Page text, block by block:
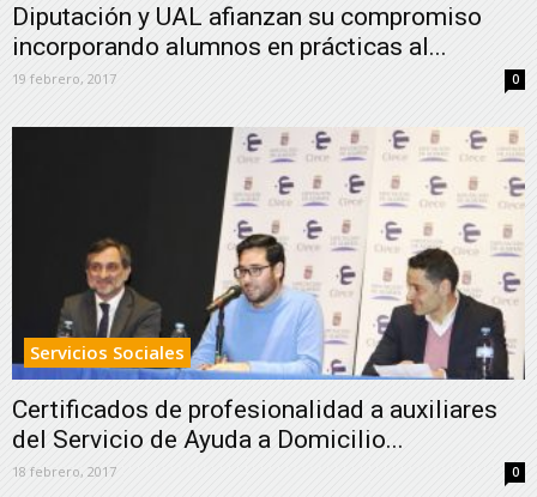
Diputación y UAL afianzan su compromiso
incorporando alumnos en prácticas al...
19 febrero, 2017 0
Servicios Sociales
Certificados de profesionalidad a auxiliares
del Servicio de Ayuda a Domicilio...
18 febrero, 2017 0